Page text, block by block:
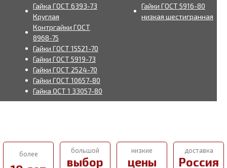
Гайка ГОСТ 6393-73
Круглая
Контргайки ГОСТ
8968-75
Гайки ГОСТ 15521-70
Гайки ГОСТ 5919-73
Гайки ГОСТ 2524-70
Гайки ГОСТ 10657-80
Гайка ОСТ 1 33057-80
Гайки ГОСТ 5916-80
низкая шестигранная
более большой
выбор
низкие
цены
доставка
Россия